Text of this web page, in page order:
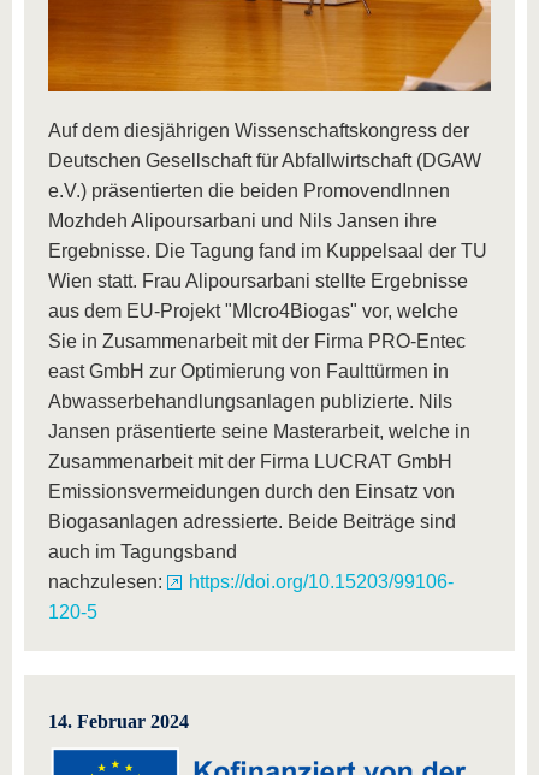
Auf dem diesjährigen Wissenschaftskongress der
Deutschen Gesellschaft für Abfallwirtschaft (DGAW
e.V.) präsentierten die beiden PromovendInnen
Mozhdeh Alipoursarbani und Nils Jansen ihre
Ergebnisse. Die Tagung fand im Kuppelsaal der TU
Wien statt. Frau Alipoursarbani stellte Ergebnisse
aus dem EU-Projekt "MIcro4Biogas" vor, welche
Sie in Zusammenarbeit mit der Firma PRO-Entec
east GmbH zur Optimierung von Faulttürmen in
Abwasserbehandlungsanlagen publizierte. Nils
Jansen präsentierte seine Masterarbeit, welche in
Zusammenarbeit mit der Firma LUCRAT GmbH
Emissionsvermeidungen durch den Einsatz von
Biogasanlagen adressierte. Beide Beiträge sind
auch im Tagungsband
nachzulesen:
https://doi.org/10.15203/99106-
120-5
14. Februar 2024